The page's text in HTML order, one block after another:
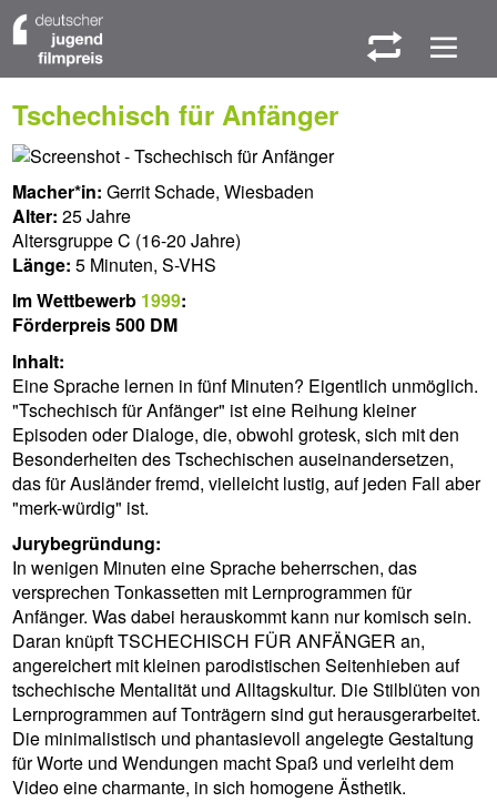
W M
Tschechisch für Anfänger
Macher*in: Gerrit Schade, Wiesbaden
Alter: 25 Jahre
Altersgruppe C (16-20 Jahre)
Länge: 5 Minuten, S-VHS
Im Wettbewerb 1999:
Förderpreis 500 DM
Inhalt:
Eine Sprache lernen in fünf Minuten? Eigentlich unmöglich.
"Tschechisch für Anfänger" ist eine Reihung kleiner
Episoden oder Dialoge, die, obwohl grotesk, sich mit den
Besonderheiten des Tschechischen auseinandersetzen,
das für Ausländer fremd, vielleicht lustig, auf jeden Fall aber
"merk-würdig" ist.
Jurybegründung:
In wenigen Minuten eine Sprache beherrschen, das
versprechen Tonkassetten mit Lernprogrammen für
Anfänger. Was dabei herauskommt kann nur komisch sein.
Daran knüpft TSCHECHISCH FÜR ANFÄNGER an,
angereichert mit kleinen parodistischen Seitenhieben auf
tschechische Mentalität und Alltagskultur. Die Stilblüten von
Lernprogrammen auf Tonträgern sind gut herausgerarbeitet.
Die minimalistisch und phantasievoll angelegte Gestaltung
für Worte und Wendungen macht Spaß und verleiht dem
Video eine charmante, in sich homogene Ästhetik.